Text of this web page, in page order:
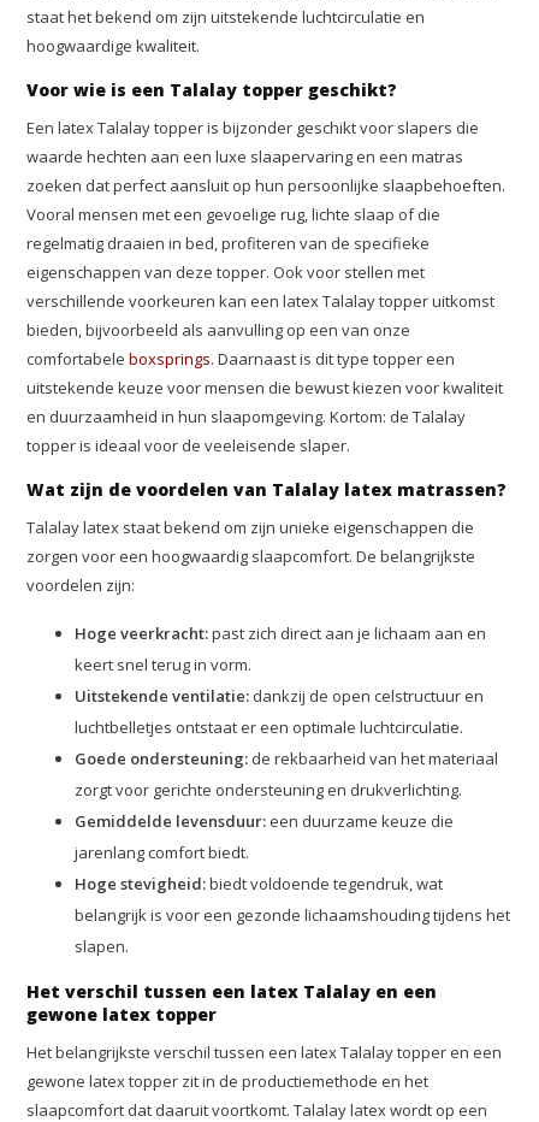
staat het bekend om zijn uitstekende luchtcirculatie en
hoogwaardige kwaliteit.
Voor wie is een Talalay topper geschikt?
Een latex Talalay topper is bijzonder geschikt voor slapers die
waarde hechten aan een luxe slaapervaring en een matras
zoeken dat perfect aansluit op hun persoonlijke slaapbehoeften.
Vooral mensen met een gevoelige rug, lichte slaap of die
regelmatig draaien in bed, profiteren van de specifieke
eigenschappen van deze topper. Ook voor stellen met
verschillende voorkeuren kan een latex Talalay topper uitkomst
bieden, bijvoorbeeld als aanvulling op een van onze
comfortabeleboxsprings. Daarnaast is dit type topper een
uitstekende keuze voor mensen die bewust kiezen voor kwaliteit
en duurzaamheid in hun slaapomgeving. Kortom: de Talalay
topper is ideaal voor de veeleisende slaper.
Wat zijn de voordelen van Talalay latex matrassen?
Talalay latex staat bekend om zijn unieke eigenschappen die
zorgen voor een hoogwaardig slaapcomfort. De belangrijkste
voordelen zijn:
Hoge veerkracht:past zich direct aan je lichaam aan en
keert snel terug in vorm.
Uitstekende ventilatie: dankzij de open celstructuur en
luchtbelletjes ontstaat er een optimale luchtcirculatie.
Goede ondersteuning: de rekbaarheid van het materiaal
zorgt voor gerichte ondersteuning en drukverlichting.
Gemiddelde levensduur: een duurzame keuze die
jarenlang comfort biedt.
Hoge stevigheid:biedt voldoende tegendruk, wat
belangrijk is voor een gezonde lichaamshouding tijdens het
slapen.
Het verschil tussen een latex Talalay en een
gewone latex topper
Het belangrijkste verschil tussen een latex Talalay topper en een
gewone latex topper zit in de productiemethode en het
slaapcomfort dat daaruit voortkomt. Talalay latex wordt op een